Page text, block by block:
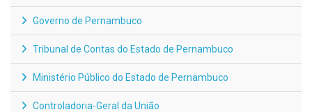
Governo de Pernambuco
Tribunal de Contas do Estado de Pernambuco
Ministério Público do Estado de Pernambuco
Controladoria-Geral da União